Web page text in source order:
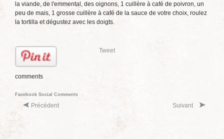
la viande, de l'emmental, des oignons, 1 cuillère à café de poivron, un
peu de mais, 1 grosse cuillère à café de la sauce de votre choix, roulez
la tortilla et dégustez avec les doigts.
Tweet
comments
Facebook Social Comments
Précédent Suivant